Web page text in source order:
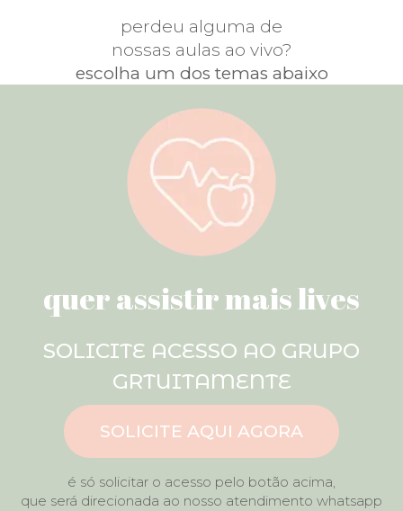
perdeu alguma de
nossas aulas ao vivo?
escolha um dos temas abaixo
quer assistir mais lives
SOLICITE ACESSO AO GRUPO
GRTUITAMENTE
SOLICITE AQUI AGORA
é só solicitar o acesso pelo botão acima,
que será direcionada ao nosso atendimento whatsapp